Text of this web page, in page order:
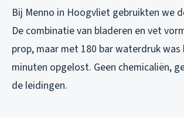
Bij Menno in Hoogvliet gebruikten we
De combinatie van bladeren en vet
prop, maar met 180 bar waterdruk was
minuten opgelost. Geen chemicaliën,
de leidingen.